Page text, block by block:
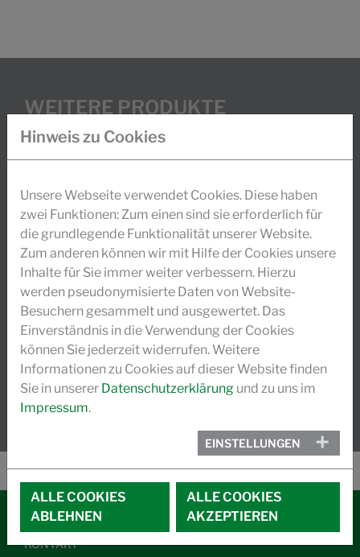
WEITERE PRODUKTE
CHEMIKALIEN FÜR TECHNISCHE TEXTILIEN
LEDERCHEMIKALIEN
CARE CHEMICALS
SPINNPRÄPARATIONEN FÜR CHEMIEFASERN
KONTAKT
Hinweis zu Cookies
Unsere Webseite verwendet Cookies. Diese haben
zwei Funktionen: Zum einen sind sie erforderlich für
die grundlegende Funktionalität unserer Website.
Zum anderen können wir mit Hilfe der Cookies unsere
Inhalte für Sie immer weiter verbessern. Hierzu
werden pseudonymisierte Daten von Website-
Besuchern gesammelt und ausgewertet. Das
Einverständnis in die Verwendung der Cookies
können Sie jederzeit widerrufen. Weitere
Informationen zu Cookies auf dieser Website finden
Sie in unserer Datenschutzerklärung und zu uns im
Impressum.
EINSTELLUNGEN
ALLE COOKIES
ABLEHNEN
ALLE COOKIES
AKZEPTIEREN